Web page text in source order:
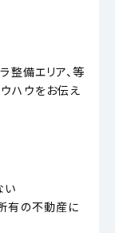
整備エリア、等
ハウをお伝え
い
有の不動産に